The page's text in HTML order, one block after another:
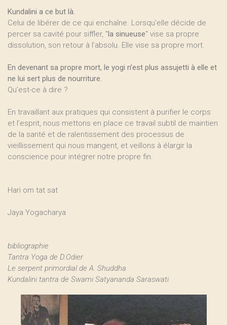
Kundalini a ce but là.
Celui de libérer de ce qui enchaîne. Lorsqu’elle décide de
percer sa cavité pour siffler, "la sinueuse" vise sa propre
dissolution, son retour à l’absolu. Elle vise sa propre mort.
En devenant sa propre mort, le yogi n’est plus assujetti à elle et
ne lui sert plus de nourriture.
Qu’est-ce à dire ?
En travaillant aux pratiques qui consistent à purifier le corps
et l’esprit, nous mettons en place ce travail subtil de maintien
de la santé et de ralentissement des processus de
vieillissement qui nous mangent, et veillons à élargir la
conscience pour intégrer notre propre fin.
Hari om tat sat
Jaya Yogacharya
bibliographie
Tantra Yoga de D.Odier
Le serpent primordial de A. Shuddha
Kundalini tantra de Swami Satyananda Saraswati